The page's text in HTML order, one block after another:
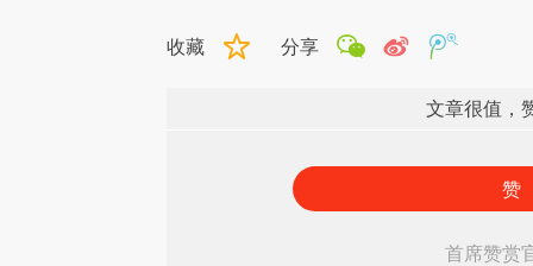
收藏 分享
文章很值，
赞
首席赞赏